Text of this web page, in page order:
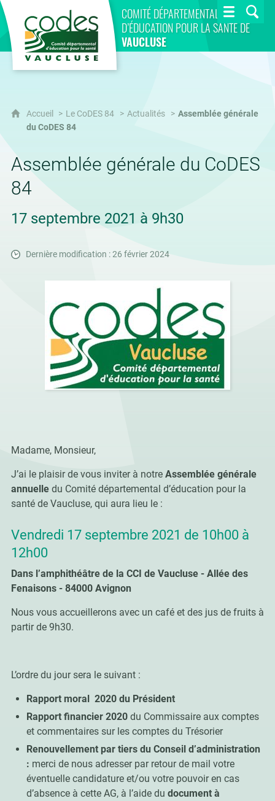
COMITÉ DÉPARTEMENTAL
D’ÉDUCATION POUR LA SANTÉ DE
VAUCLUSE
CoDES 84
Accueil Le CoDES 84 Actualités
Assemblée générale
du CoDES 84
Assemblée générale du CoDES
84
17 septembre 2021 à 9h30
Dernière modification : 26 février 2024
Madame, Monsieur,
J’ai le plaisir de vous inviter à notre Assemblée générale
annuelle du Comité départemental d’éducation pour la
santé de Vaucluse, qui aura lieu le :
Vendredi 17 septembre 2021 de 10h00 à
12h00
Dans l’amphithéâtre de la CCI de Vaucluse - Allée des
Fenaisons - 84000 Avignon
Nous vous accueillerons avec un café et des jus de fruits à
partir de 9h30.
L’ordre du jour sera le suivant :
Rapport moral 2020 du Président
Rapport financier 2020 du Commissaire aux comptes
et commentaires sur les comptes du Trésorier
Renouvellement par tiers du Conseil d’administration
: merci de nous adresser par retour de mail votre
éventuelle candidature et/ou votre pouvoir en cas
d’absence à cette AG, à l’aide du document à